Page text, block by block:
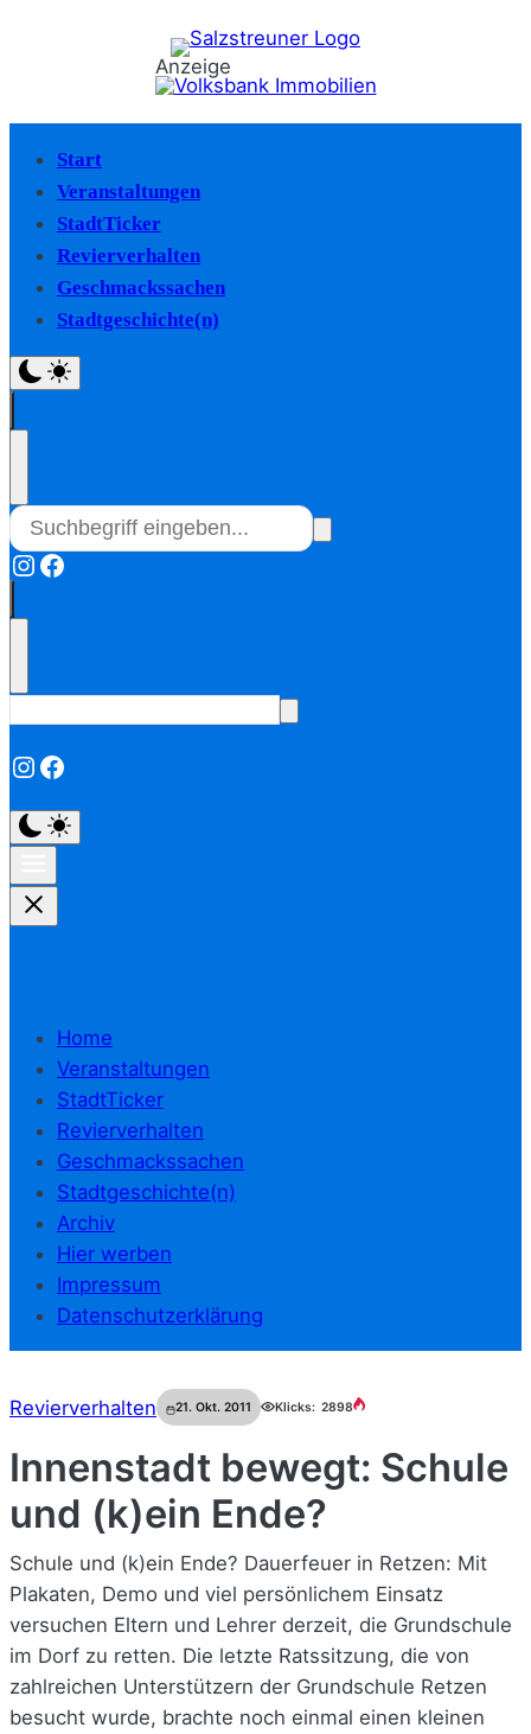
Anzeige
Start
Veranstaltungen
StadtTicker
Revierverhalten
Geschmackssachen
Stadtgeschichte(n)
Instagram
Facebook
Instagram
Facebook
Home
Veranstaltungen
StadtTicker
Revierverhalten
Geschmackssachen
Stadtgeschichte(n)
Archiv
Hier werben
Impressum
Datenschutzerklärung
Revierverhalten 21. Okt. 2011 Klicks: 2898
Innenstadt bewegt: Schule
und (k)ein Ende?
Schule und (k)ein Ende? Dauerfeuer in Retzen: Mit
Plakaten, Demo und viel persönlichem Einsatz
versuchen Eltern und Lehrer derzeit, die Grundschule
im Dorf zu retten. Die letzte Ratssitzung, die von
zahlreichen Unterstützern der Grundschule Retzen
besucht wurde, brachte noch einmal einen kleinen